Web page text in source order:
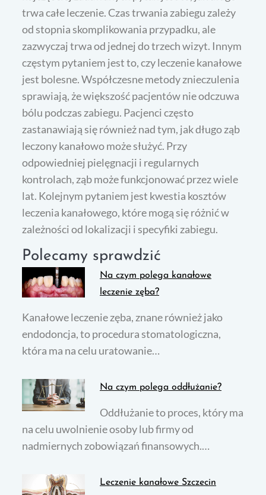
trwa całe leczenie. Czas trwania zabiegu zależy
od stopnia skomplikowania przypadku, ale
zazwyczaj trwa od jednej do trzech wizyt. Innym
częstym pytaniem jest to, czy leczenie kanałowe
jest bolesne. Współczesne metody znieczulenia
sprawiają, że większość pacjentów nie odczuwa
bólu podczas zabiegu. Pacjenci często
zastanawiają się również nad tym, jak długo ząb
leczony kanałowo może służyć. Przy
odpowiedniej pielęgnacji i regularnych
kontrolach, ząb może funkcjonować przez wiele
lat. Kolejnym pytaniem jest kwestia kosztów
leczenia kanałowego, które mogą się różnić w
zależności od lokalizacji i specyfiki zabiegu.
Polecamy sprawdzić
Na czym polega kanałowe
leczenie zęba?
Kanałowe leczenie zęba, znane również jako
endodoncja, to procedura stomatologiczna,
która ma na celu uratowanie…
Na czym polega oddłużanie?
Oddłużanie to proces, który ma
na celu uwolnienie osoby lub firmy od
nadmiernych zobowiązań finansowych.…
Leczenie kanałowe Szczecin